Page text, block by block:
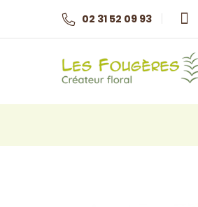
02 31 52 09 93